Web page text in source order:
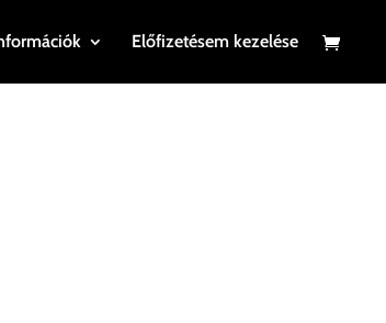
Előfizetésem kezelése